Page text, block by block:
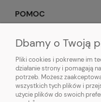
POMOC
OBSERWUJ NAS
Popularne produkty:Koszulki
biegania| Longsleeve do biegania
Dbamy o Twoją
Pliki cookies i pokrewne im
działanie strony i pomagają
potrzeb. Możesz
wszystkich tych plików i
użycie plików do swoich